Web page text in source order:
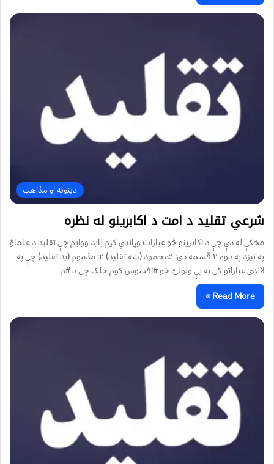
دینونه او مذاهب
شرعي تقلید د امت د اکابرینو له نظره
مخکې له دې چې د اکابرینو څو عبارات وړاندي کړم باید ووایم چې تقلید د علماؤ
په نیزد په دوه ۲ قسمه دی: ۱:محمود (ښه تقلید) ۲: مذموم (بد تقلید) چې په
لاندې عباراتو کې به یې ولولئ: خو #افسوس کوم خلک چې د #م
Read More »